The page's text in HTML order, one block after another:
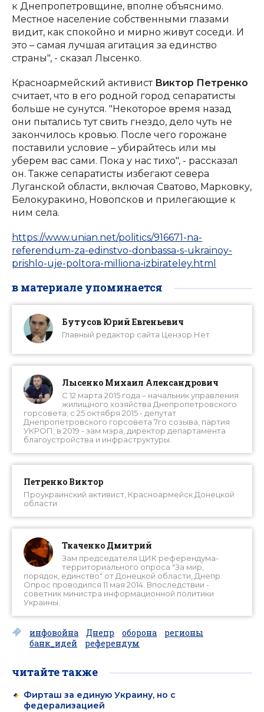
к Днепропетровщине, вполне объяснимо.
Местное население собственными глазами
видит, как спокойно и мирно живут соседи. И
это – самая лучшая агитация за единство
страны", - сказал Лысенко.
Красноармейский активист Виктор Петренко
считает, что в его родной город сепаратисты
больше не сунутся. "Некоторое время назад
они пытались тут свить гнездо, дело чуть не
закончилось кровью. После чего горожане
поставили условие – убирайтесь или мы
уберем вас сами. Пока у нас тихо", - рассказал
он. Также сепаратисты избегают севера
Луганской области, включая Сватово, Марковку,
Белокуракино, Новопсков и прилегающие к
ним села.
https://www.unian.net/politics/916671-na-
referendum-za-edinstvo-donbassa-s-ukrainoy-
prishlo-uje-poltora-milliona-izbirateley.html
в материале упоминается
Бутусов Юрий Евгеньевич
Главный редактор сайта Цензор.Нет
Лысенко Михаил Александрович
С 12 марта 2015 года – начальник управления
жилищного хозяйства Днепропетровского
горсовета; с 25 октября 2015 - депутат
Днепропетровского горсовета 7го созыва, партия
УКРОП; в 2019 - зам мэра, директор департамента
благоустройства и инфраструктуры.
Петренко Виктор
Проукраинский активист, Красноармейск Донецкой
области
Ткаченко Дмитрий
Зам председателя ЦИК референдума-
территориального опроса "За мир,
порядок, единство" от Донецкой области, Днепр.
Опрос проводился 11 мая 2014. Впоследствии -
советник министра информационной политики
Украины.
инфовойна Днепр оборона
регионы
банк_идей
референдум
читайте также
Фирташ за единую Украину, но с
федерализацией